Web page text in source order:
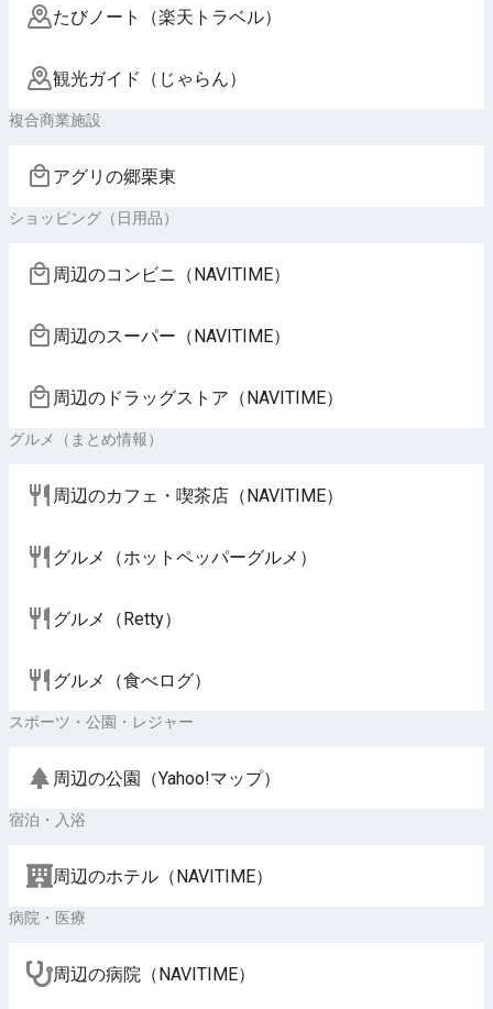
たびノート（楽天トラベル）
観光ガイド（じゃらん）
複合商業施設
アグリの郷栗東
ショッピング（日用品）
周辺のコンビニ（NAVITIME）
周辺のスーパー（NAVITIME）
周辺のドラッグストア（NAVITIME）
グルメ（まとめ情報）
周辺のカフェ・喫茶店（NAVITIME）
グルメ（ホットペッパーグルメ）
グルメ（Retty）
グルメ（食べログ）
スポーツ・公園・レジャー
周辺の公園（Yahoo!マップ）
宿泊・入浴
周辺のホテル（NAVITIME）
病院・医療
周辺の病院（NAVITIME）